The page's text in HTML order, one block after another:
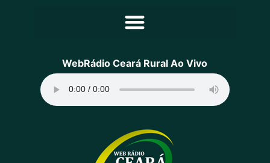
Principal
Programação
Equipe
Contato
WebRádio Ceará Rural Ao Vivo